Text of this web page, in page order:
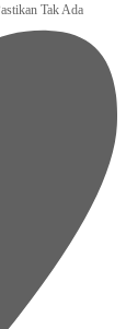
Tak Ada